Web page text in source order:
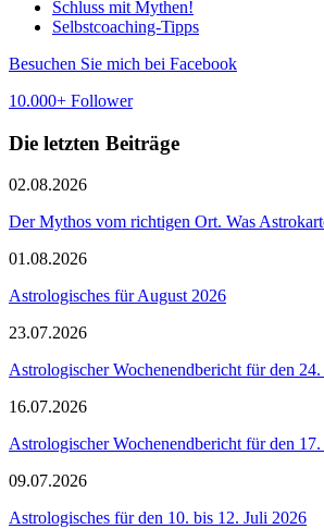
Schluss mit Mythen!
Selbstcoaching-Tipps
Besuchen Sie mich bei Facebook
10.000+ Follower
Die letzten Beiträge
02.08.2026
Der Mythos vom richtigen Ort. Was
01.08.2026
Astrologisches für August 2026
23.07.2026
Astrologischer Wochenendbericht für den
16.07.2026
Astrologischer Wochenendbericht für den
09.07.2026
Astrologisches für den 10. bis 12. Juli 2026